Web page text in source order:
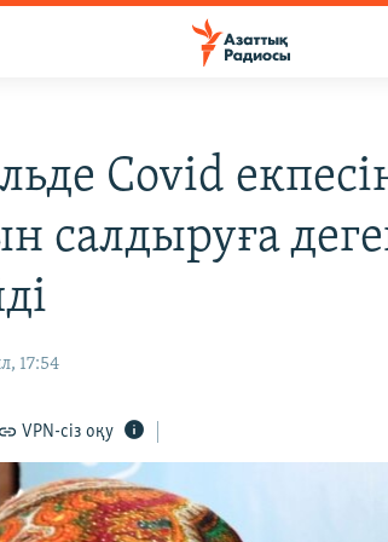
Covid
салдыруға
17:54
VPN-сіз оқу